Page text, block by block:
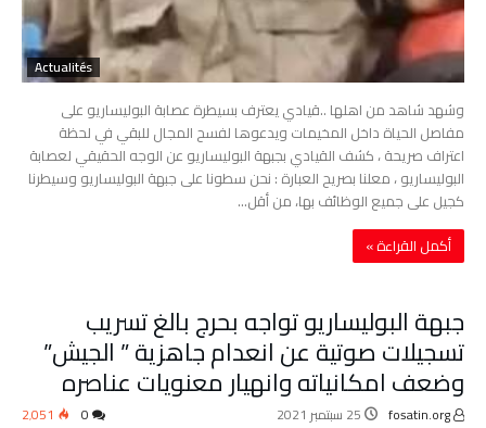
Actualités
وشهد شاهد من اهلها ..قيادي يعترف بسيطرة عصابة البوليساريو على
مفاصل الحياة داخل المخيمات ويدعوها لفسح المجال للبقي في لحظة
اعتراف صريحة ، كشف القيادي بجبهة البوليساريو عن الوجه الحقيقي لعصابة
البوليساريو ، معلنا بصريح العبارة : نحن سطونا على جبهة البوليساريو وسيطرنا
كجيل على جميع الوظائف بها، من أقل…
‫أكمل القراءة »‬
جبهة البوليساريو تواجه بحرج بالغ تسريب
تسجيلات صوتية عن انعدام جاهزية ” الجيش”
وضعف امكانياته وانهيار معنويات عناصره
25 سبتمبر 2021 2٬051